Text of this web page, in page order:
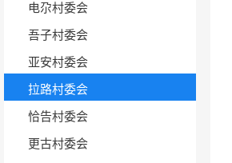
电尕村委会
吾子村委会
亚安村委会
拉路村委会
恰告村委会
更古村委会